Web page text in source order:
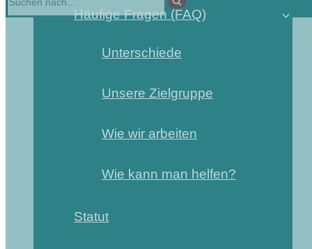
Häufige Fragen (FAQ)
Unterschiede
Unsere Zielgruppe
Wie wir arbeiten
Wie kann man helfen?
Statut